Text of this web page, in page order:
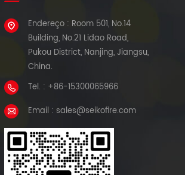
Endereço : Room 501, No.14
Building, No.21 Lidao Road,
Pukou District, Nanjing, Jiangsu,
China.
Tel. : +86-15300065966
Email : sales@seikofire.com